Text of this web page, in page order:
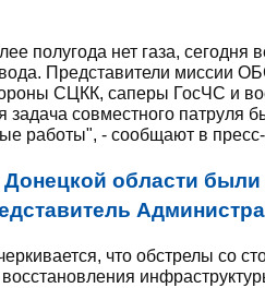
полугода нет газа, сегодня
Представители миссии
СЦКК, саперы ГосЧС и
задача совместного патруля
работы", - сообщают в
области
что обстрелы со